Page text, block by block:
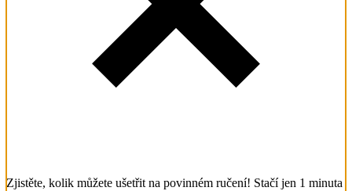
Zjistěte, kolik můžete ušetřit na povinném ručení! Stačí jen 1 minuta